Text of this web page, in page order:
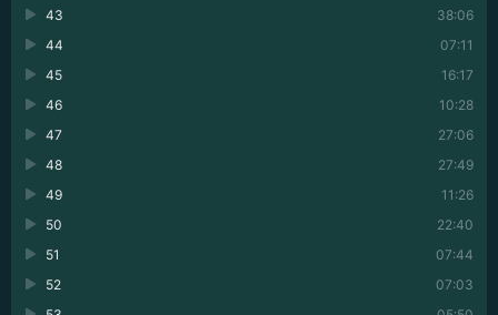
38:06
43
07:11
44
16:17
45
10:28
46
27:06
47
27:49
48
11:26
49
22:40
50
07:44
51
07:03
52